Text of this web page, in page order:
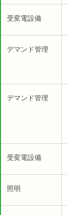
受変電設備
デマンド管理
デマンド管理
受変電設備
照明